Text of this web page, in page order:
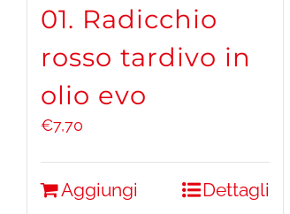
01. Radicchio
rosso tardivo in
olio evo
€7,70
Aggiungi Dettagli